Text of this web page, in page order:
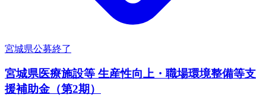
宮城県公募終了
宮城県医療施設等 生産性向上・職場環境整備等支
援補助金（第2期）